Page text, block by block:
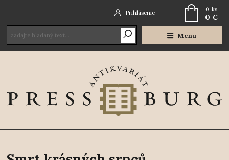
Menu
Prihlásenie 0 ks
0 €